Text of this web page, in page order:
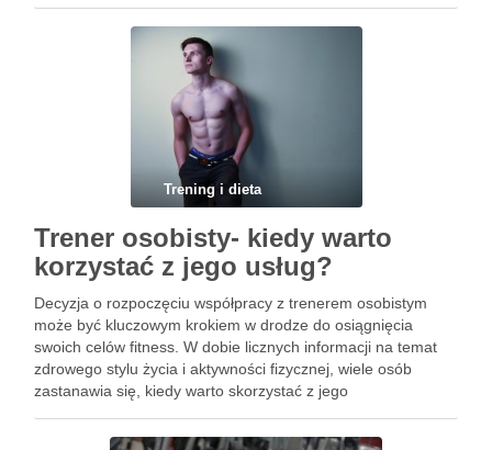
mogą zniechęcać do regularnych …
Trening i dieta
Trener osobisty- kiedy warto
korzystać z jego usług?
Decyzja o rozpoczęciu współpracy z trenerem osobistym
może być kluczowym krokiem w drodze do osiągnięcia
swoich celów fitness. W dobie licznych informacji na temat
zdrowego stylu życia i aktywności fizycznej, wiele osób
zastanawia się, kiedy warto skorzystać z jego
program treningowy do indywidualnych …